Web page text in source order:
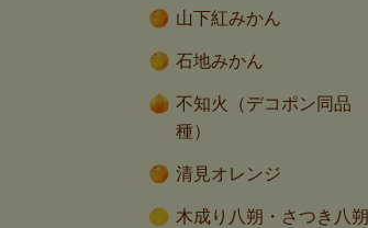
山下紅みかん
石地みかん
不知火（デコポン同品
種）
清見オレンジ
木成り八朔・さつき八朔